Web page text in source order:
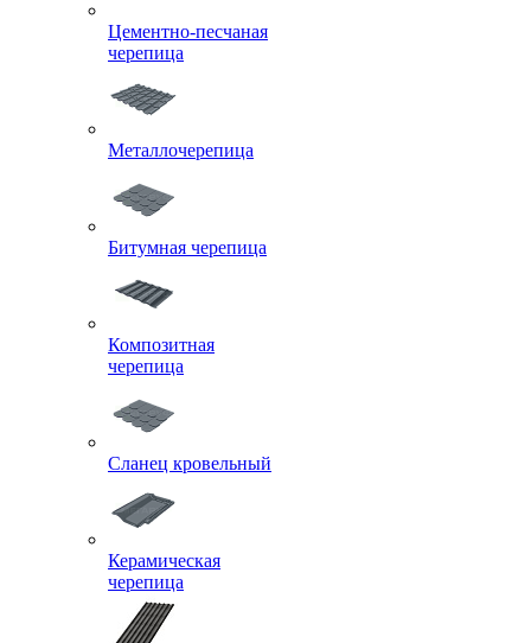
Цементно-песчаная
черепица
Металлочерепица
Битумная черепица
Композитная
черепица
Сланец кровельный
Керамическая
черепица